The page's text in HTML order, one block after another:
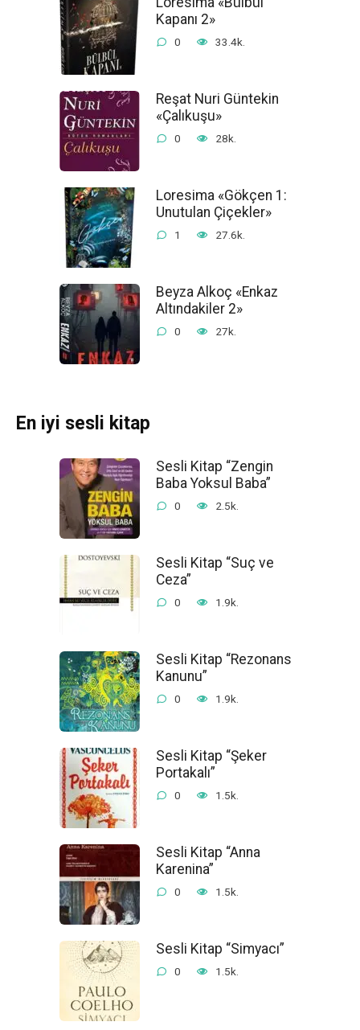
Kapanı 2»
0 33.4k.
Reşat Nuri Güntekin
«Çalıkuşu»
0 28k.
Loresima «Gökçen 1:
Unutulan Çiçekler»
1 27.6k.
Beyza Alkoç «Enkaz
Altındakiler 2»
0 27k.
En iyi sesli kitap
Sesli Kitap “Zengin
Baba Yoksul Baba”
0 2.5k.
Sesli Kitap “Suç ve
Ceza”
0 1.9k.
Sesli Kitap “Rezonans
Kanunu”
0 1.9k.
Sesli Kitap “Şeker
Portakalı”
0 1.5k.
Sesli Kitap “Anna
Karenina”
0 1.5k.
Sesli Kitap “Simyacı”
0 1.5k.